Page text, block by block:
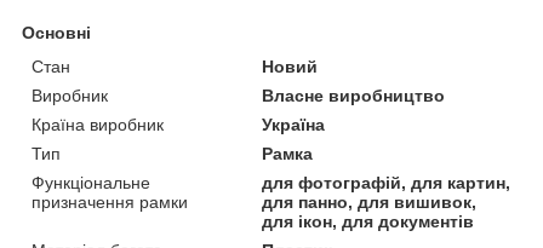
Основні
Стан
Новий
Виробник
Власне виробництво
Країна виробник
Україна
Тип
Рамка
Функціональне
призначення рамки
для фотографій, для картин,
для панно, для вишивок,
для ікон, для документів